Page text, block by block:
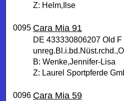
Z: Helm,Ilse
0095 Cara Mia 91
DE 433330806207 Old
B: Wenke,Jennifer-Lisa
Z: Laurel Sportpferde
0096 Cara Mia 59